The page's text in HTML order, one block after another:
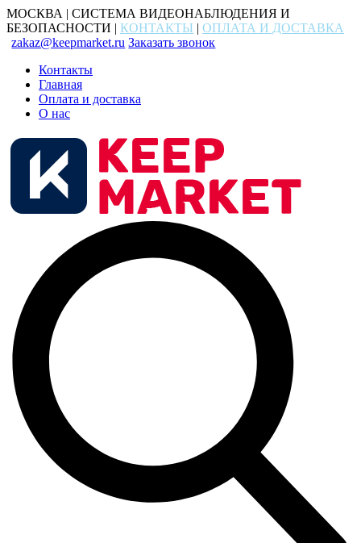
МОСКВА | СИСТЕМА ВИДЕОНАБЛЮДЕНИЯ И
БЕЗОПАСНОСТИ | КОНТАКТЫ | ОПЛАТА И ДОСТАВКА
zakaz@keepmarket.ru Заказать звонок
Контакты
Главная
Оплата и доставка
О нас